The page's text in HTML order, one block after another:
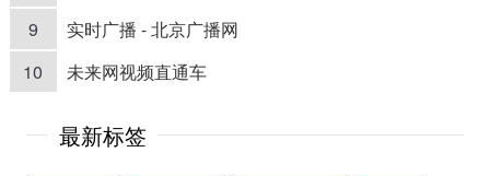
9
实时广播 - 北京广播网
10
未来网视频直通车
最新标签